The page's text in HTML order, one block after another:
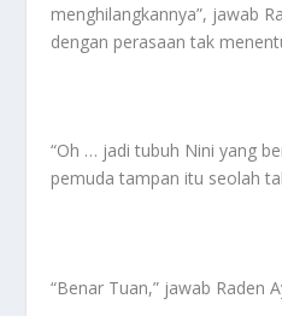
menghilangkannya”, jawab
dengan perasaan tak
“Oh … jadi tubuh Nini yang
pemuda tampan itu seolah
“Benar Tuan,” jawab Raden